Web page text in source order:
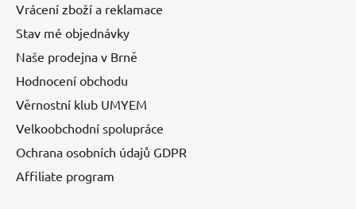
Vrácení zboží a reklamace
Stav mé objednávky
Naše prodejna v Brně
Hodnocení obchodu
Věrnostní klub UMYEM
Velkoobchodní spolupráce
Ochrana osobních údajů GDPR
Affiliate program